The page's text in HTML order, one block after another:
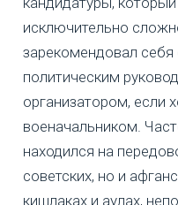
исключительно
зарекомендовал
политическим
организатором, если
военачальником.
находился на
советских, но и
кишлаках и аулах,